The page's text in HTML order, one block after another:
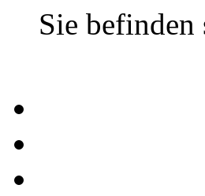
Sie befinden